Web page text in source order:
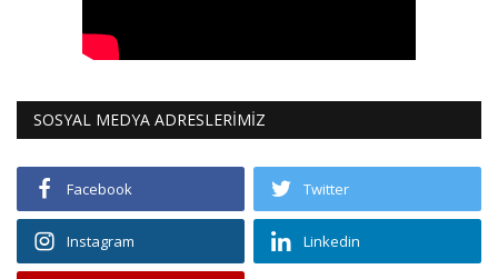
SOSYAL MEDYA ADRESLERİMİZ
Facebook Twitter
Instagram Linkedin